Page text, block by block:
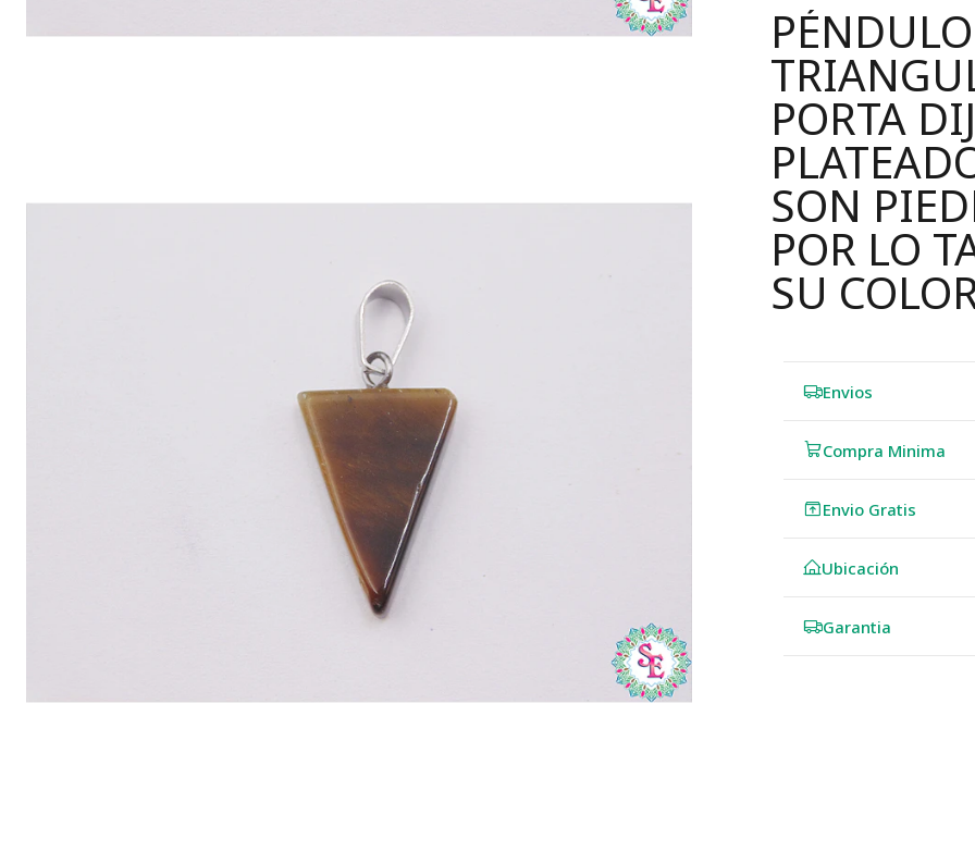
PORTA
SON
POR LO
SU
Envios
Compra Minima
Envio Gratis
Ubicación
Garantia